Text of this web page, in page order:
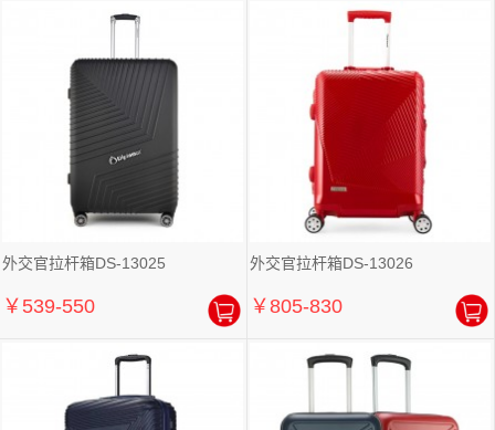
外交官拉杆箱DS-13025
￥539-550
外交官拉杆箱DS-13026
￥805-830